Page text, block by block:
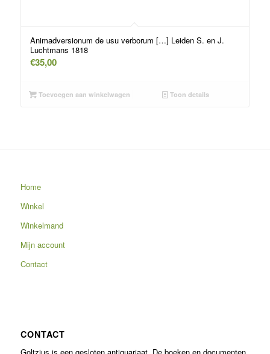
Animadversionum de usu verborum […] Leiden S. en J.
Luchtmans 1818
€35,00
Toevoegen aan winkelwagen Toon details
Home
Winkel
Winkelmand
Mijn account
Contact
CONTACT
Goltzius is een gesloten antiquariaat. De boeken en documenten